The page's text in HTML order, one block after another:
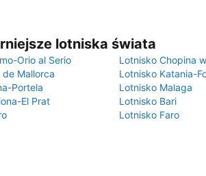
lotniska świata
Orio al Serio
Lotnisko Chopina
de Mallorca
Lotnisko Katania-
Portela
Lotnisko Malaga
El Prat
Lotnisko Bari
Lotnisko Faro